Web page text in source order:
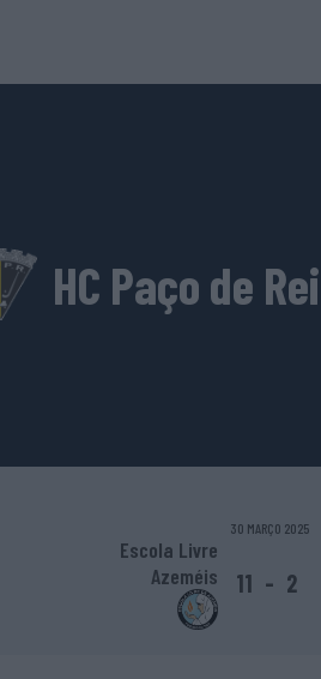
HC Paço de Rei
30 MARÇO 2025
Escola Livre
Azeméis
11 - 2